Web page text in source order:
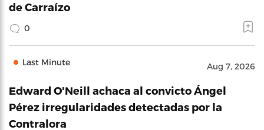
de Carraízo
0
Last Minute Aug 7, 2026
Edward O'Neill achaca al convicto Ángel
Pérez irregularidades detectadas por la
Contralora